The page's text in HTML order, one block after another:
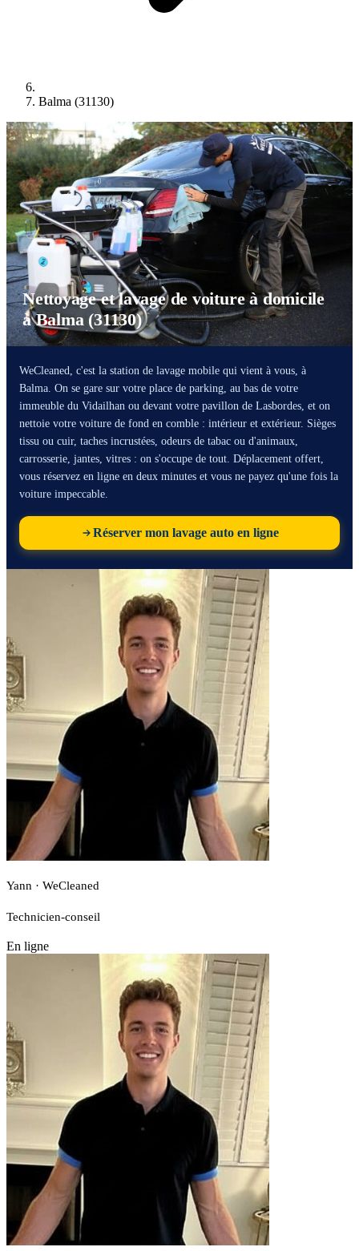
Balma (31130)
Nettoyage et lavage de voiture à domicile
à Balma (31130)
WeCleaned, c'est la station de lavage mobile qui vient à vous, à
Balma. On se gare sur votre place de parking, au bas de votre
immeuble du Vidailhan ou devant votre pavillon de Lasbordes, et on
nettoie votre voiture de fond en comble : intérieur et extérieur. Sièges
tissu ou cuir, taches incrustées, odeurs de tabac ou d'animaux,
carrosserie, jantes, vitres : on s'occupe de tout. Déplacement offert,
vous réservez en ligne en deux minutes et vous ne payez qu'une fois la
voiture impeccable.
Réserver mon lavage auto en ligne
Yann · WeCleaned
Technicien-conseil
En ligne